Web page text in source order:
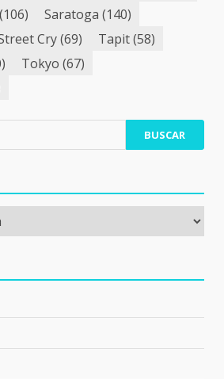
(106) Saratoga (140)
Cry(69) Tapit(58)
Tokyo (67)